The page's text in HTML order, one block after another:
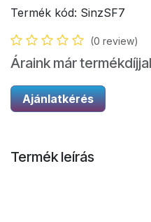
Termék kód: SinzSF7
(0 review)
Áraink már
Ajánlatkérés
Termék leírás